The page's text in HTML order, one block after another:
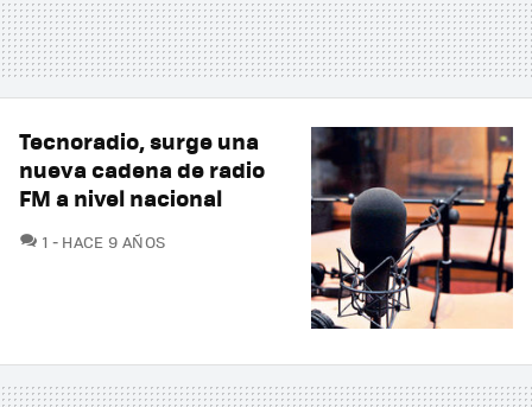
Tecnoradio, surge una
nueva cadena de radio
FM a nivel nacional
1 COMENTARIOS
HACE 9 AÑOS